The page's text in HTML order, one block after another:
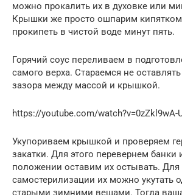
можно прокалить их в духовке или
Крышки же просто ошпарим
прокипеть в чистой воде минут пять.
Горячий соус переливаем в
самого верха. Стараемся не
зазора между массой и крышкой.
https://youtube.com/watch?v=0zZkl9wA-
Укупориваем крышкой и проверяем
закатки. Для этого перевернем банки
положении оставим их остывать. Для
самостерилизации их можно укутать
старыми зимними вещами. Тогда